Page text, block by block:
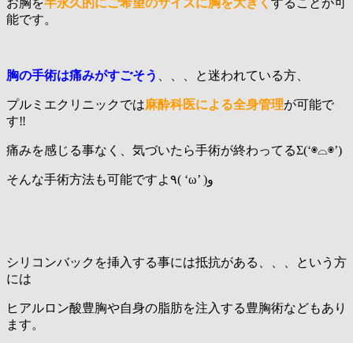
お胸を半永久的にご希望のサイズに胸を大きく することが可
能です。
胸の手術は痛みがすごそう 、、、と迷われている方、
プルミエクリニックでは麻酔科医による全身管理が可能で
す‼️
痛みを感じる事なく、気づいたら手術が終わってるΣ(‘◉⌓◉’)
そんな手術方法も可能ですよ٩( ‘ω’ )و
シリコンバックを挿入する事には抵抗がある、、、という方
には
ヒアルロン酸豊胸や自身の脂肪を注入する豊胸術などもあり
ます。